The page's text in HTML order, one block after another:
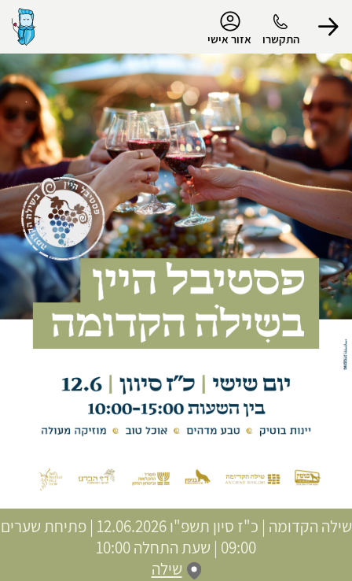
התקשרו אזור אישי
הפרופיל שלי
התנתק
שילה הקדומה | כ"ז סיון תשפ"ו
12.06.2026 | פתיחת שערים
09:00 | שעת התחלה 10:00
שילה